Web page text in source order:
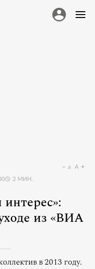
2 МИН.
a A
из «ВИА
в 2013 году.